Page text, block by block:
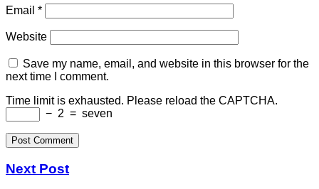
Email *
Website
Save my name, email, and website in this browser for the
next time I comment.
Time limit is exhausted. Please reload the CAPTCHA.
− 2 = seven
Next Post